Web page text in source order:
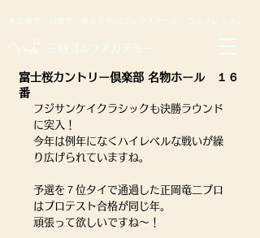
​三好ゴルフアカデミー
富士桜カントリー倶楽部 名物ホール １６
番
フジサンケイクラシックも決勝ラウンド
に突入！
今年は例年になくハイレベルな戦いが繰
り広げられていますね。
予選を７位タイで通過した正岡竜二プロ
はプロテスト合格が同じ年。
頑張って欲しいですね〜！